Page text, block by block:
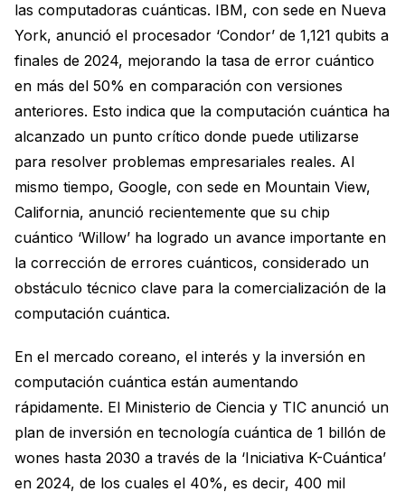
las computadoras cuánticas. IBM, con sede en Nueva
York, anunció el procesador ‘Condor’ de 1,121 qubits a
finales de 2024, mejorando la tasa de error cuántico
en más del 50% en comparación con versiones
anteriores. Esto indica que la computación cuántica ha
alcanzado un punto crítico donde puede utilizarse
para resolver problemas empresariales reales. Al
mismo tiempo, Google, con sede en Mountain View,
California, anunció recientemente que su chip
cuántico ‘Willow’ ha logrado un avance importante en
la corrección de errores cuánticos, considerado un
obstáculo técnico clave para la comercialización de la
computación cuántica.
En el mercado coreano, el interés y la inversión en
computación cuántica están aumentando
rápidamente. El Ministerio de Ciencia y TIC anunció un
plan de inversión en tecnología cuántica de 1 billón de
wones hasta 2030 a través de la ‘Iniciativa K-Cuántica’
en 2024, de los cuales el 40%, es decir, 400 mil